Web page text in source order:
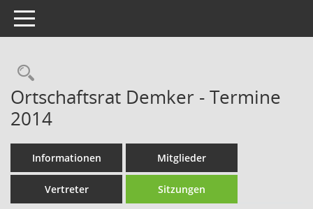
Toggle navigation
Rechercheauswahl
Ortschaftsrat Demker - Termine
2014
Informationen Mitglieder
Vertreter Sitzungen